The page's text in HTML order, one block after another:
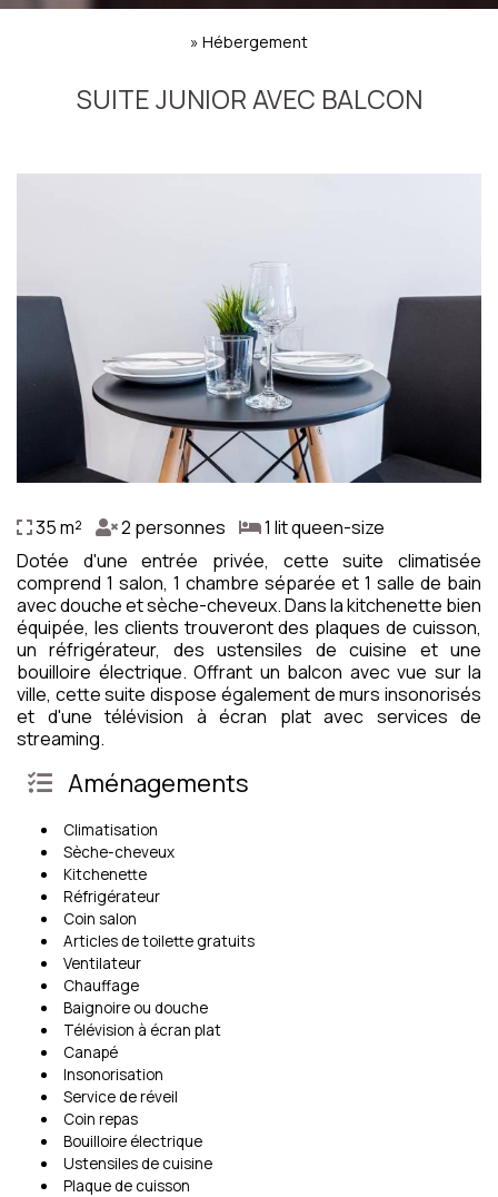
» Hébergement
SUITE JUNIOR AVEC BALCON
35 m² 2 personnes
1 lit queen-size
Dotée d'une entrée privée, cette suite climatisée
comprend 1 salon, 1 chambre séparée et 1 salle de bain
avec douche et sèche-cheveux. Dans la kitchenette bien
équipée, les clients trouveront des plaques de cuisson,
un réfrigérateur, des ustensiles de cuisine et une
bouilloire électrique. Offrant un balcon avec vue sur la
ville, cette suite dispose également de murs insonorisés
et d'une télévision à écran plat avec services de
streaming.
Aménagements
Climatisation
Sèche-cheveux
Kitchenette
Réfrigérateur
Coin salon
Articles de toilette gratuits
Ventilateur
Chauffage
Baignoire ou douche
Télévision à écran plat
Canapé
Insonorisation
Service de réveil
Coin repas
Bouilloire électrique
Ustensiles de cuisine
Plaque de cuisson